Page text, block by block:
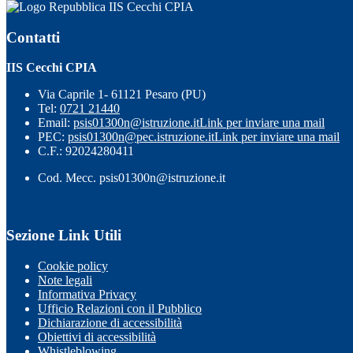
IIS Cecchi CPIA
Contatti
IIS Cecchi CPIA
Via Caprile 1- 61121 Pesaro (PU)
Tel: 0721 21440
Email: psis01300n@istruzione.itLink per inviare una mail
PEC: psis01300n@pec.istruzione.itLink per inviare una mail
C.F.: 92024280411
Cod. Mecc. psis01300n@istruzione.it
Sezione Link Utili
Cookie policy
Note legali
Informativa Privacy
Ufficio Relazioni con il Pubblico
Dichiarazione di accessibilità
Obiettivi di accessibilità